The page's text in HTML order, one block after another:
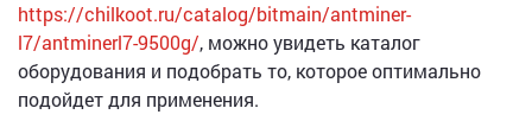
https://chilkoot.ru/catalog/bitmain/antminer-
l7/antminerl7-9500g/, можно увидеть каталог
оборудования и подобрать то, которое оптимально
подойдет для применения.